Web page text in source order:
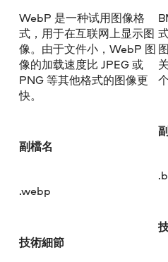
WebP 是一种试用图像格
式，用于在互联网上显示图
像。由于文件小，WebP 图
像的加载速度比 JPEG 或
PNG 等其他格式的图像更
快。
副檔名
.webp
技術細節